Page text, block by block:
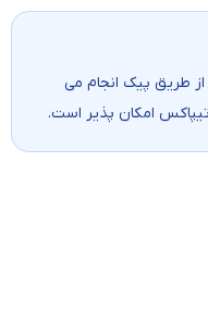
طریق پیک انجام می
امکان پذیر است.